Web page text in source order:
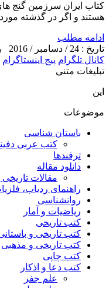
کتاب ایران سرزمین گنج
هستند و اگر در گذشته مورد
ادامه مطلب
تاریخ : 24 / دسامبر / 2016
کانال تلگرام پیج اینستاگرام
تبلیغات متنی
این
موضوعات
باستان شناسی
کتب عربی
ترفندها
دانلود مقاله
مقالات تاریخی
راهنمای ردیاب،
روانشناسی
ریاضیات و آمار
کتب تاریخی
کتب تاریخی و
کتب تاریخی و مذهبی
کتب چاپی
کتب دعا و اذکار
علم جفر